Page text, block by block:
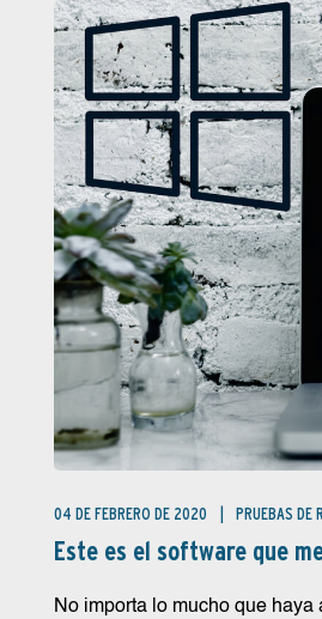
04 DE FEBRERO DE 2020 PRUEBAS DE
Este es el software que
No importa lo mucho que